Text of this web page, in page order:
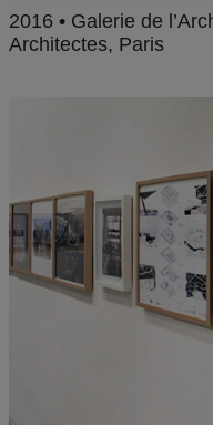
2016 • Galerie de
Architectes, Paris